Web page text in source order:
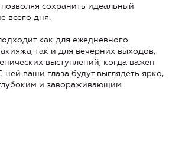
позволяя сохранить идеальный
всего дня.
как для ежедневного
так и для вечерних выходов,
выступлений, когда важен
ваши глаза будут выглядеть ярко,
и завораживающим.